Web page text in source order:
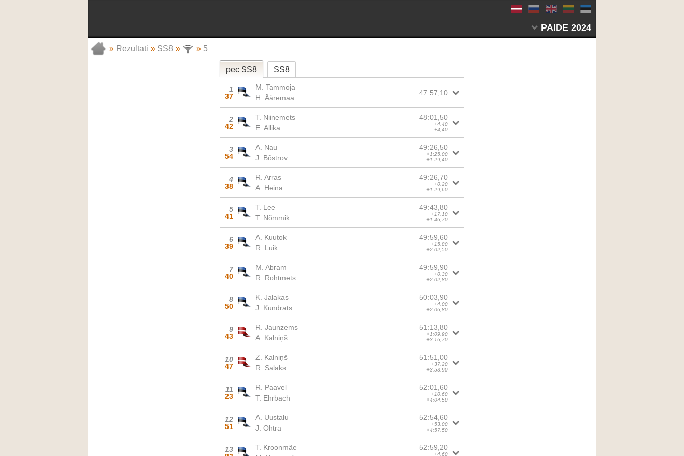
PAIDE 2024
» Rezultāti » SS8 » » 5
pēc SS8 SS8
1
37
M. Tammoja
H. Ääremaa
47:57,10
2
42
T. Niinemets
E. Allika
48:01,50
+4,40
+4,40
3
54
A. Nau
J. Bõstrov
49:26,50
+1:25,00
+1:29,40
4
38
R. Arras
A. Heina
49:26,70
+0,20
+1:29,60
5
41
T. Lee
T. Nõmmik
49:43,80
+17,10
+1:46,70
6
39
A. Kuutok
R. Luik
49:59,60
+15,80
+2:02,50
7
40
M. Abram
R. Rohtmets
49:59,90
+0,30
+2:02,80
8
50
K. Jalakas
J. Kundrats
50:03,90
+4,00
+2:06,80
9
43
R. Jaunzems
A. Kalniņš
51:13,80
+1:09,90
+3:16,70
10
47
Z. Kalniņš
R. Salaks
51:51,00
+37,20
+3:53,90
11
23
R. Paavel
T. Ehrbach
52:01,60
+10,60
+4:04,50
12
51
A. Uustalu
J. Ohtra
52:54,60
+53,00
+4:57,50
13
T. Kroonmäe
52:59,20
+4,60